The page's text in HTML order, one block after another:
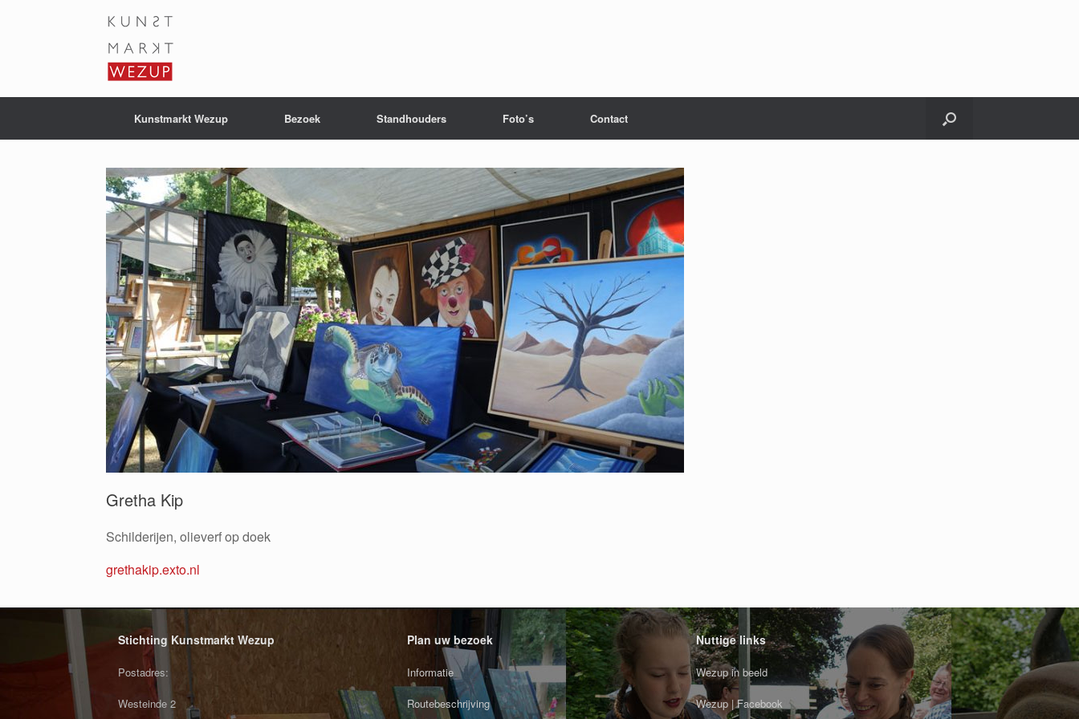
Kunstmarkt Wezup Bezoek Standhouders Foto’s Contact
Gretha Kip
Schilderijen, olieverf op doek
grethakip.exto.nl
Stichting Kunstmarkt Wezup
Postadres:
Westeinde 2
Plan uw bezoek
Informatie
Routebeschrijving
Nuttige links
Wezup in beeld
Wezup | Facebook